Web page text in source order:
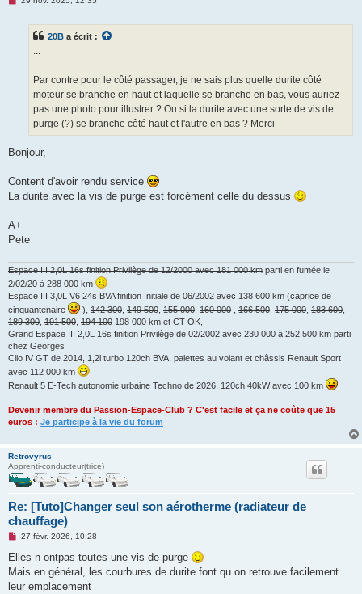
20B a écrit :
...
Par contre pour le côté passager, je ne sais plus quelle durite côté
moteur se branche en haut et laquelle se branche en bas, vous auriez
pas une photo pour illustrer ? Ou si la durite avec une sorte de vis de
purge (?) se branche côté haut et l'autre en bas ? Merci
Bonjour,
Content d'avoir rendu service
La durite avec la vis de purge est forcément celle du dessus
A+
Pete
Espace III 2,0L 16s finition Privilège de 12/2000 avec 181 000 km parti en fumée le
2/02/20 à 288 000 km
Espace III 3,0L V6 24s BVA finition Initiale de 06/2002 avec 138 600 km (caprice de
cinquantenaire
), 142 300 149 500 155 000 160 000 166 500 175 000 183 600
189 300 191 500 194 100 198 000 km et CT OK,
Grand Espace III 2,0L 16s finition Privilège de 02/2002 avec 230 000 à 252 500 km parti
chez Georges
Clio IV GT de 2014, 1,2l turbo 120ch BVA, palettes au volant et châssis Renault Sport
avec 112 000 km
Renault 5 E-Tech autonomie urbaine Techno de 2026, 120ch 40kW avec 100 km
Devenir membre du Passion-Espace-Club ? C'est facile et ça ne coûte que 15
euros : Je participe à la vie du forum
Retrovyrus
Apprenti-conducteur(trice)
Re: [Tuto]Changer seul son aérotherme (radiateur de
chauffage)
M
s
a
g
27 févr. 2026, 10:28
Elles n ontpas toutes une vis de purge
Mais en général, les courbures de durite font qu on retrouve facilement
leur emplacement